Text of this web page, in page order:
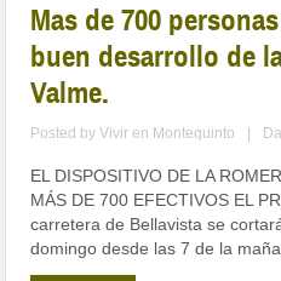
Mas de 700
buen desarrollo de
Valme.
Posted byVivir en Montequinto
EL DISPOSITIVO DE LA
MÁS DE 700 EFECTIVOS EL
carretera de Bellavista se
domingo desde las 7 de la